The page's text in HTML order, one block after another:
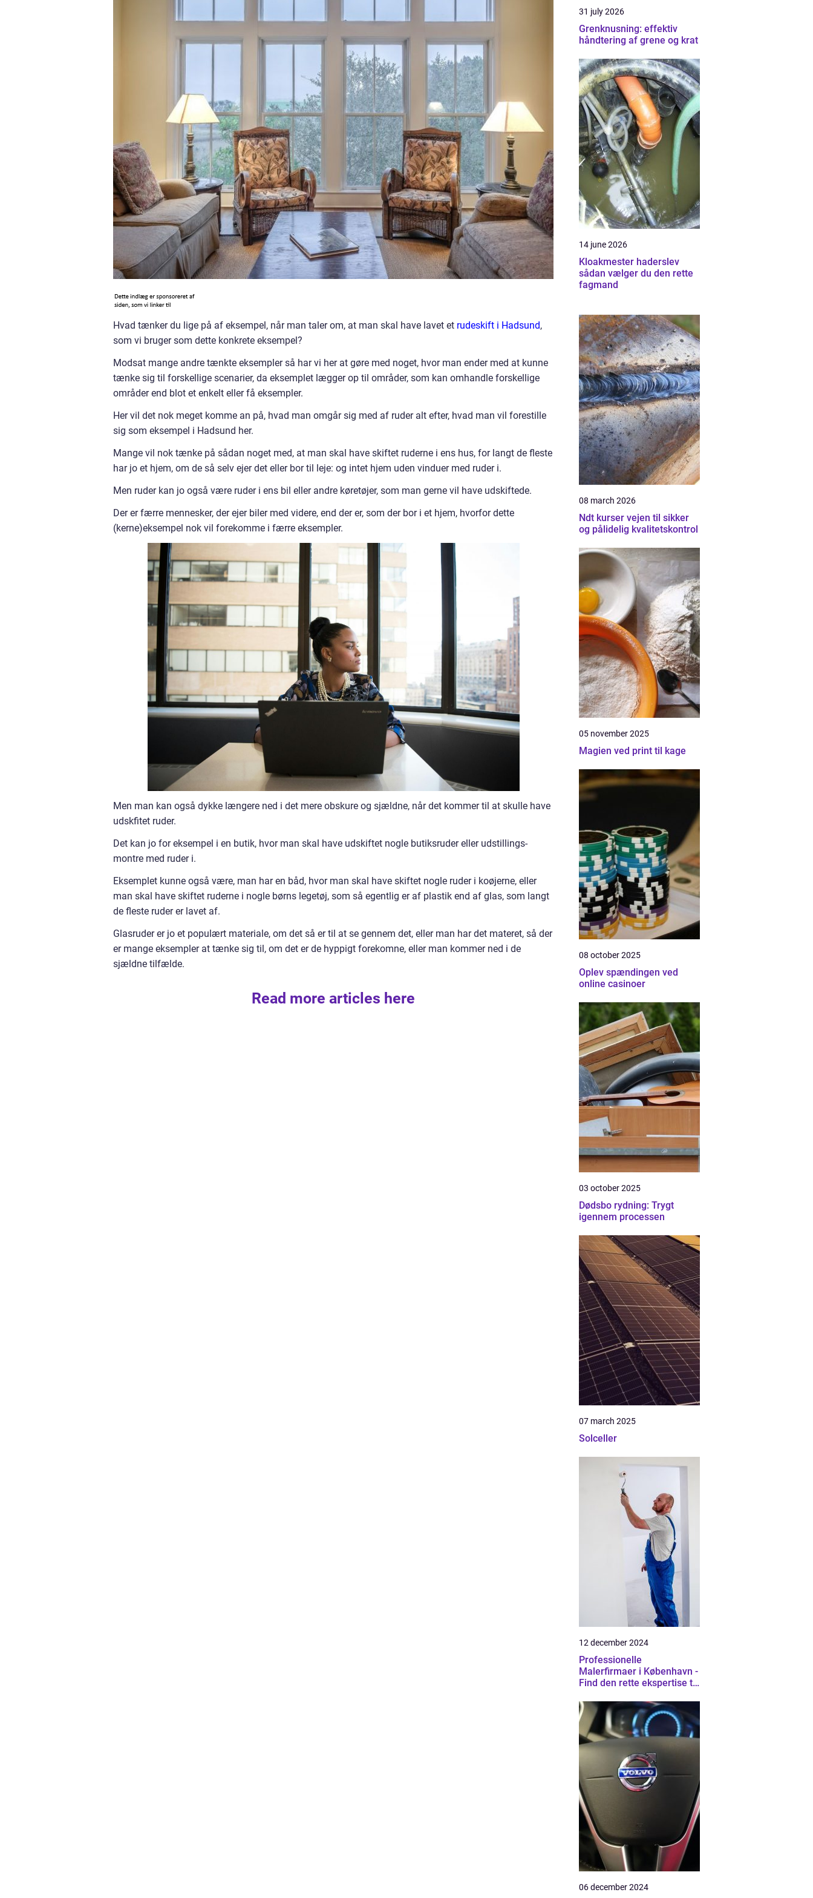
Hvad tænker du lige på af eksempel, når man taler om, at man skal have lavet et rudeskift i Hadsund,
som vi bruger som dette konkrete eksempel?
Modsat mange andre tænkte eksempler så har vi her at gøre med noget, hvor man ender med at kunne
tænke sig til forskellige scenarier, da eksemplet lægger op til områder, som kan omhandle forskellige
områder end blot et enkelt eller få eksempler.
Her vil det nok meget komme an på, hvad man omgår sig med af ruder alt efter, hvad man vil forestille
sig som eksempel i Hadsund her.
Mange vil nok tænke på sådan noget med, at man skal have skiftet ruderne i ens hus, for langt de fleste
har jo et hjem, om de så selv ejer det eller bor til leje: og intet hjem uden vinduer med ruder i.
Men ruder kan jo også være ruder i ens bil eller andre køretøjer, som man gerne vil have udskiftede.
Der er færre mennesker, der ejer biler med videre, end der er, som der bor i et hjem, hvorfor dette
(kerne)eksempel nok vil forekomme i færre eksempler.
Men man kan også dykke længere ned i det mere obskure og sjældne, når det kommer til at skulle have
udskfitet ruder.
Det kan jo for eksempel i en butik, hvor man skal have udskiftet nogle butiksruder eller udstillings-
montre med ruder i.
Eksemplet kunne også være, man har en båd, hvor man skal have skiftet nogle ruder i koøjerne, eller
man skal have skiftet ruderne i nogle børns legetøj, som så egentlig er af plastik end af glas, som langt
de fleste ruder er lavet af.
Glasruder er jo et populært materiale, om det så er til at se gennem det, eller man har det materet, så der
er mange eksempler at tænke sig til, om det er de hyppigt forekomne, eller man kommer ned i de
sjældne tilfælde.
Read more articles here
31 july 2026
Grenknusning: effektiv
håndtering af grene og krat
14 june 2026
Kloakmester haderslev
sådan vælger du den rette
fagmand
08 march 2026
Ndt kurser vejen til sikker
og pålidelig kvalitetskontrol
05 november 2025
Magien ved print til kage
08 october 2025
Oplev spændingen ved
online casinoer
03 october 2025
Dødsbo rydning: Trygt
igennem processen
07 march 2025
Solceller
12 december 2024
Professionelle
Malerfirmaer i København -
Find den rette ekspertise til
06 december 2024